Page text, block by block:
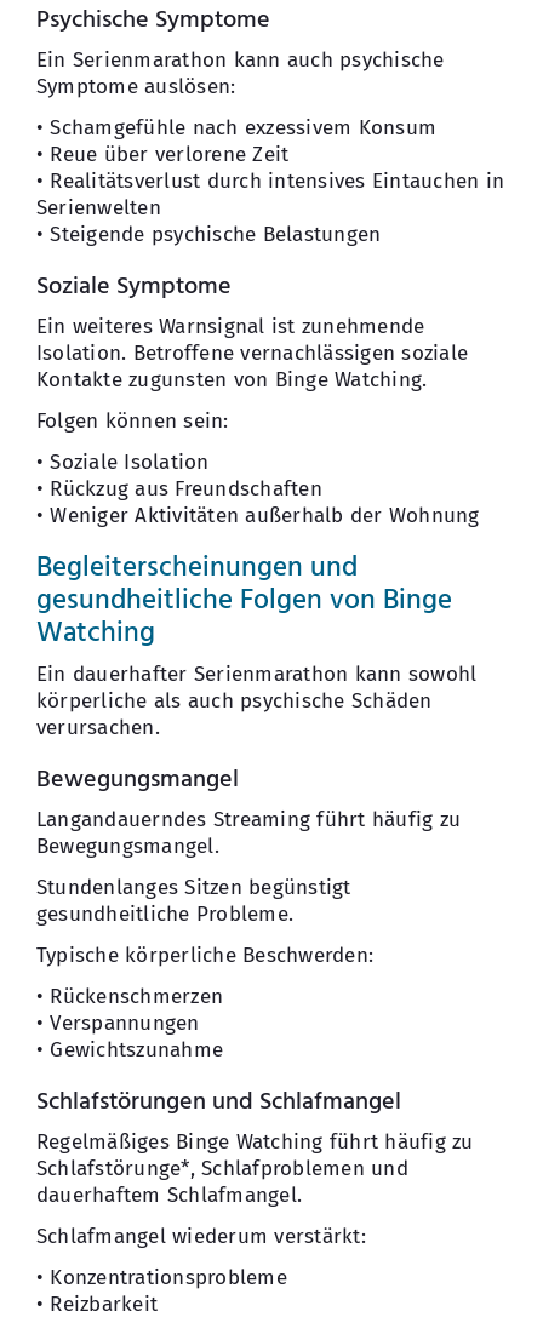
Psychische Symptome
Ein Serienmarathon kann auch psychische
Symptome auslösen:
• Schamgefühle nach exzessivem Konsum
• Reue über verlorene Zeit
• Realitätsverlust durch intensives Eintauchen in
Serienwelten
• Steigende psychische Belastungen
Soziale Symptome
Ein weiteres Warnsignal ist zunehmende
Isolation. Betroffene vernachlässigen soziale
Kontakte zugunsten von Binge Watching.
Folgen können sein:
• Soziale Isolation
• Rückzug aus Freundschaften
• Weniger Aktivitäten außerhalb der Wohnung
Begleiterscheinungen und
gesundheitliche Folgen von Binge
Watching
Ein dauerhafter Serienmarathon kann sowohl
körperliche als auch psychische Schäden
verursachen.
Bewegungsmangel
Langandauerndes Streaming führt häufig zu
Bewegungsmangel.
Stundenlanges Sitzen begünstigt
gesundheitliche Probleme.
Typische körperliche Beschwerden:
• Rückenschmerzen
• Verspannungen
• Gewichtszunahme
Schlafstörungen und Schlafmangel
Regelmäßiges Binge Watching führt häufig zu
Schlafstörunge*, Schlafproblemen und
dauerhaftem Schlafmangel.
Schlafmangel wiederum verstärkt:
• Konzentrationsprobleme
• Reizbarkeit